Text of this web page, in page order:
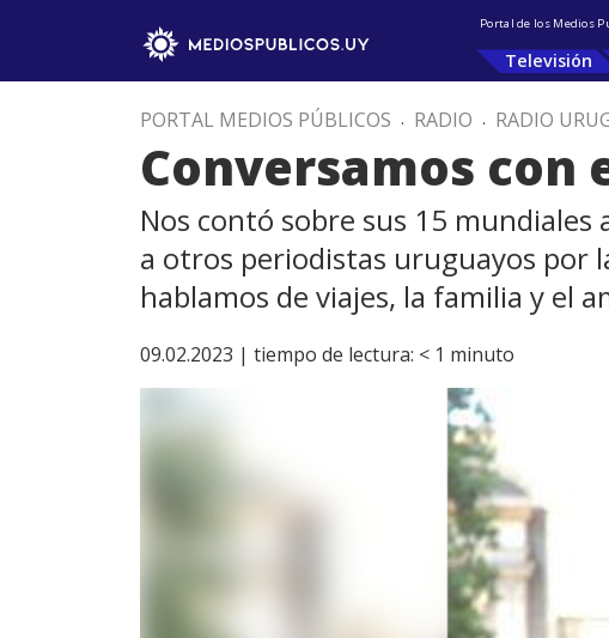
Portal de los Medios
Televisión
PORTAL MEDIOS PÚBLICOS . RADIO . RADIO
Conversamos con
Nos contó sobre sus 15
a otros periodistas uruguayos por
hablamos de viajes, la familia y el
09.02.2023 | tiempo de lectura: < 1 minuto